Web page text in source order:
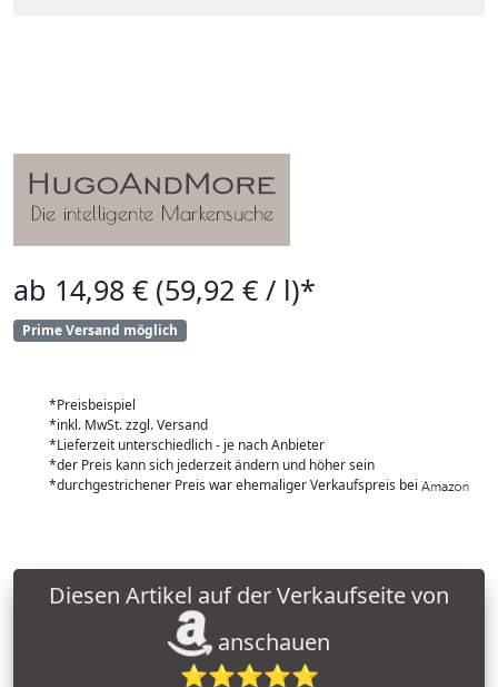
ab 14,98 € (59,92 € / l)*
Prime Versand möglich
*Preisbeispiel
*inkl. MwSt. zzgl. Versand
*Lieferzeit unterschiedlich - je nach Anbieter
*der Preis kann sich jederzeit ändern und höher sein
*durchgestrichener Preis war ehemaliger Verkaufspreis bei
anschauen
⭐⭐⭐⭐⭐